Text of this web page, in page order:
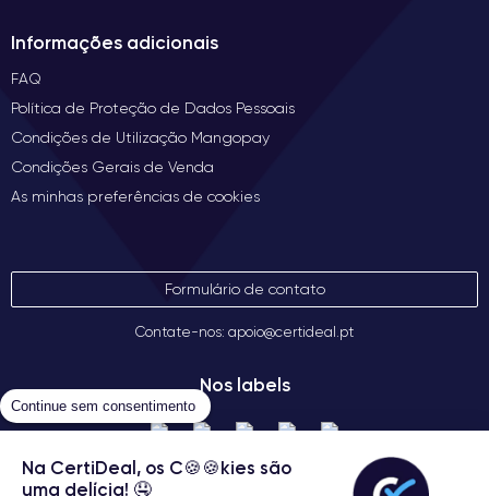
Informações adicionais
FAQ
Política de Proteção de Dados Pessoais
Condições de Utilização Mangopay
Condições Gerais de Venda
As minhas preferências de cookies
Formulário de contato
Contate-nos: apoio@certideal.pt
Nos labels
Continue sem consentimento
Na CertiDeal, os C🍪🍪kies são
uma delícia! 🤤